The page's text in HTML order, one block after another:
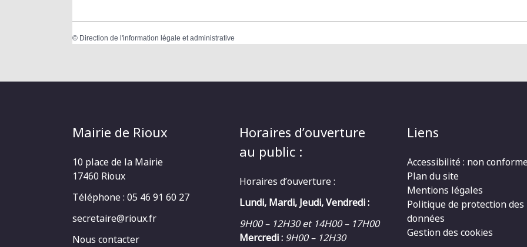
© Direction de l'information légale et administrative
Mairie de Rioux
10 place de la Mairie
17460 Rioux
Téléphone : 05 46 91 60 27
secretaire@rioux.fr
Nous contacter
Horaires d’ouverture
au public :
Horaires d’ouverture :
Lundi, Mardi, Jeudi, Vendredi :
9H00 – 12H30 et 14H00 – 17H00
Mercredi : 9H00 – 12H30
Liens
Accessibilité : non
Plan du site
Mentions légales
Politique de protection des
données
Gestion des cookies